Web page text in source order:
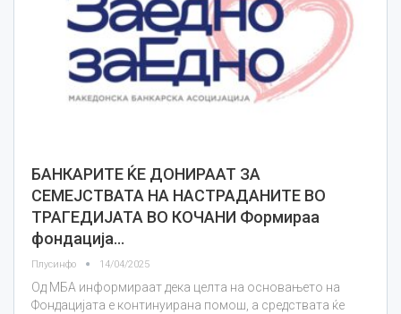
БАНКАРИТЕ ЌЕ ДОНИРААТ ЗА
СЕМЕЈСТВАТА НА НАСТРАДАНИТЕ ВО
ТРАГЕДИЈАТА ВО КОЧАНИ Формираа
фондација…
Плусинфо 14/04/2025
Од МБА информираат дека целта на основањето на
Фондацијата е континуирана помош, а средствата ќе